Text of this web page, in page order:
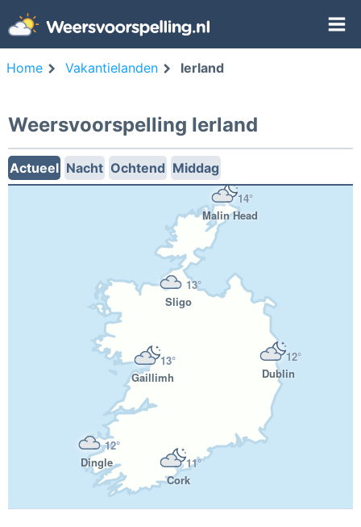
Home Vakantielanden Ierland
Weersvoorspelling Ierland
Actueel Nacht Ochtend Middag
12°
Dublin
11°
Cork
13°
Gaillimh
14°
Malin Head
13°
Sligo
12°
Dingle